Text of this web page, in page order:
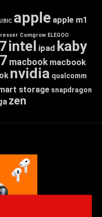
apple apple m1
Comgrow ELEGOO
intel ipad kaby
macbook macbook
nvidia qualcomm
storage snapdragon
zen